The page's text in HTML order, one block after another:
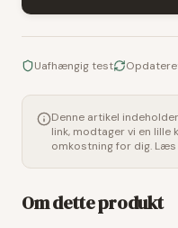
Uafhængig test
Denne artikel
link, modtager vi en lille
omkostning for dig.
Om dette produkt